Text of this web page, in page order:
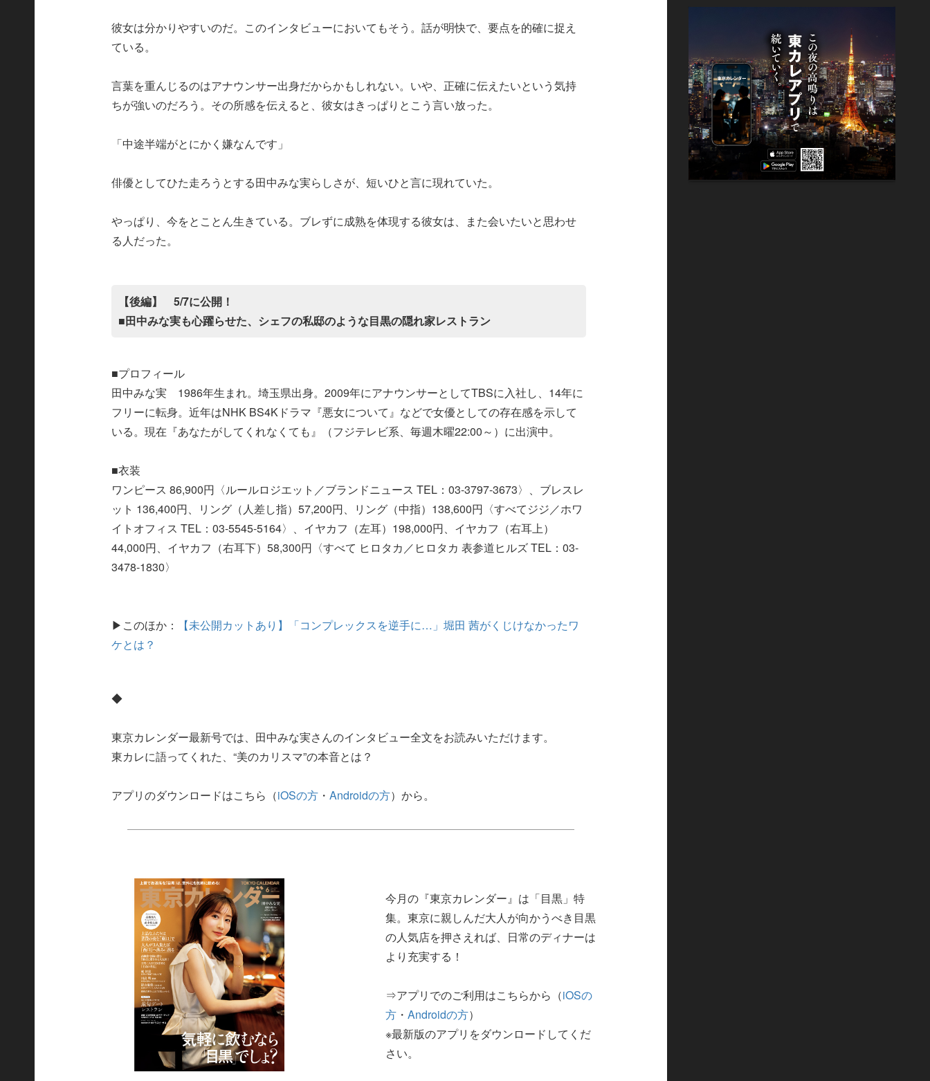
彼女は分かりやすいのだ。このインタビューにおいてもそう。話が明快で、要点を的確に捉え
ている。
言葉を重んじるのはアナウンサー出身だからかもしれない。いや、正確に伝えたいという気持
ちが強いのだろう。その所感を伝えると、彼女はきっぱりとこう言い放った。
「中途半端がとにかく嫌なんです」
俳優としてひた走ろうとする田中みな実らしさが、短いひと言に現れていた。
やっぱり、今をとことん生きている。ブレずに成熟を体現する彼女は、また会いたいと思わせ
る人だった。
【後編】 5/7に公開！
■田中みな実も心躍らせた、シェフの私邸のような目黒の隠れ家レストラン
■プロフィール
田中みな実 1986年生まれ。埼玉県出身。2009年にアナウンサーとしてTBSに入社し、14年に
フリーに転身。近年はNHK BS4Kドラマ『悪女について』などで女優としての存在感を示して
いる。現在『あなたがしてくれなくても』（フジテレビ系、毎週木曜22:00～）に出演中。
■衣装
ワンピース 86,900円〈ルールロジエット／ブランドニュース TEL：03-3797-3673〉、ブレスレ
ット 136,400円、リング（人差し指）57,200円、リング（中指）138,600円〈すべてジジ／ホワ
イトオフィス TEL：03-5545-5164〉、イヤカフ（左耳）198,000円、イヤカフ（右耳上）
44,000円、イヤカフ（右耳下）58,300円〈すべて ヒロタカ／ヒロタカ 表参道ヒルズ TEL：03-
3478-1830〉
▶このほか：
【未公開カットあり】「コンプレックスを逆手に…」堀田 茜がくじけなかったワ
ケとは？
◆
東京カレンダー最新号では、田中みな実さんのインタビュー全文をお読みいただけます。
東カレに語ってくれた、“美のカリスマ”の本音とは？
アプリのダウンロードはこちら（iOSの方 ・Androidの方）から。
今月の『東京カレンダー』は「目黒」特
集。東京に親しんだ大人が向かうべき目黒
の人気店を押さえれば、日常のディナーは
より充実する！
⇒アプリでのご利用はこちらから（iOSの
方・ Androidの方）
※最新版のアプリをダウンロードしてくだ
さい。